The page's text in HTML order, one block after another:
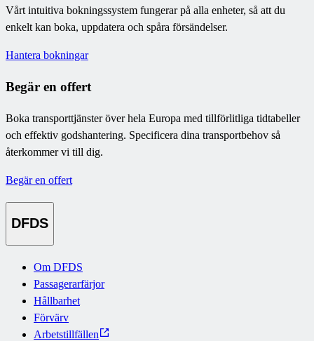
Vårt intuitiva bokningssystem fungerar på alla enheter, så att du
enkelt kan boka, uppdatera och spåra försändelser.
Hantera bokningar
Begär en offert
Boka transporttjänster över hela Europa med tillförlitliga tidtabeller
och effektiv godshantering. Specificera dina transportbehov så
återkommer vi till dig.
Begär en offert
DFDS
Om DFDS
Passagerarfärjor
Hållbarhet
Förvärv
Arbetstillfällen